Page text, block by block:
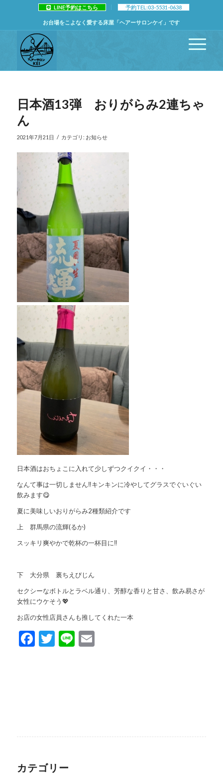
LINE予約はこちら 予約TEL:03-5531-0638
お台場をこよなく愛する床屋「ヘアーサロンケイ」です
日本酒13弾 おりがらみ2連ちゃ
ん
2021年7月21日 / カテゴリ: お知らせ
日本酒はおちょこに入れて少しずつクイクイ・・・
なんて事は一切しません‼️キンキンに冷やしてグラスでぐいぐい
飲みます😋
夏に美味しいおりがらみ2種類紹介です
上 群馬県の流輝(るか)
スッキリ爽やかで乾杯の一杯目に‼️
下 大分県 裏ちえびじん
セクシーなボトルとラベル通り、芳醇な香りと甘さ、飲み易さが
女性にウケそう💖
お店の女性店員さんも推してくれた一本
Facebook
Twitter
LineEmail
カテゴリー